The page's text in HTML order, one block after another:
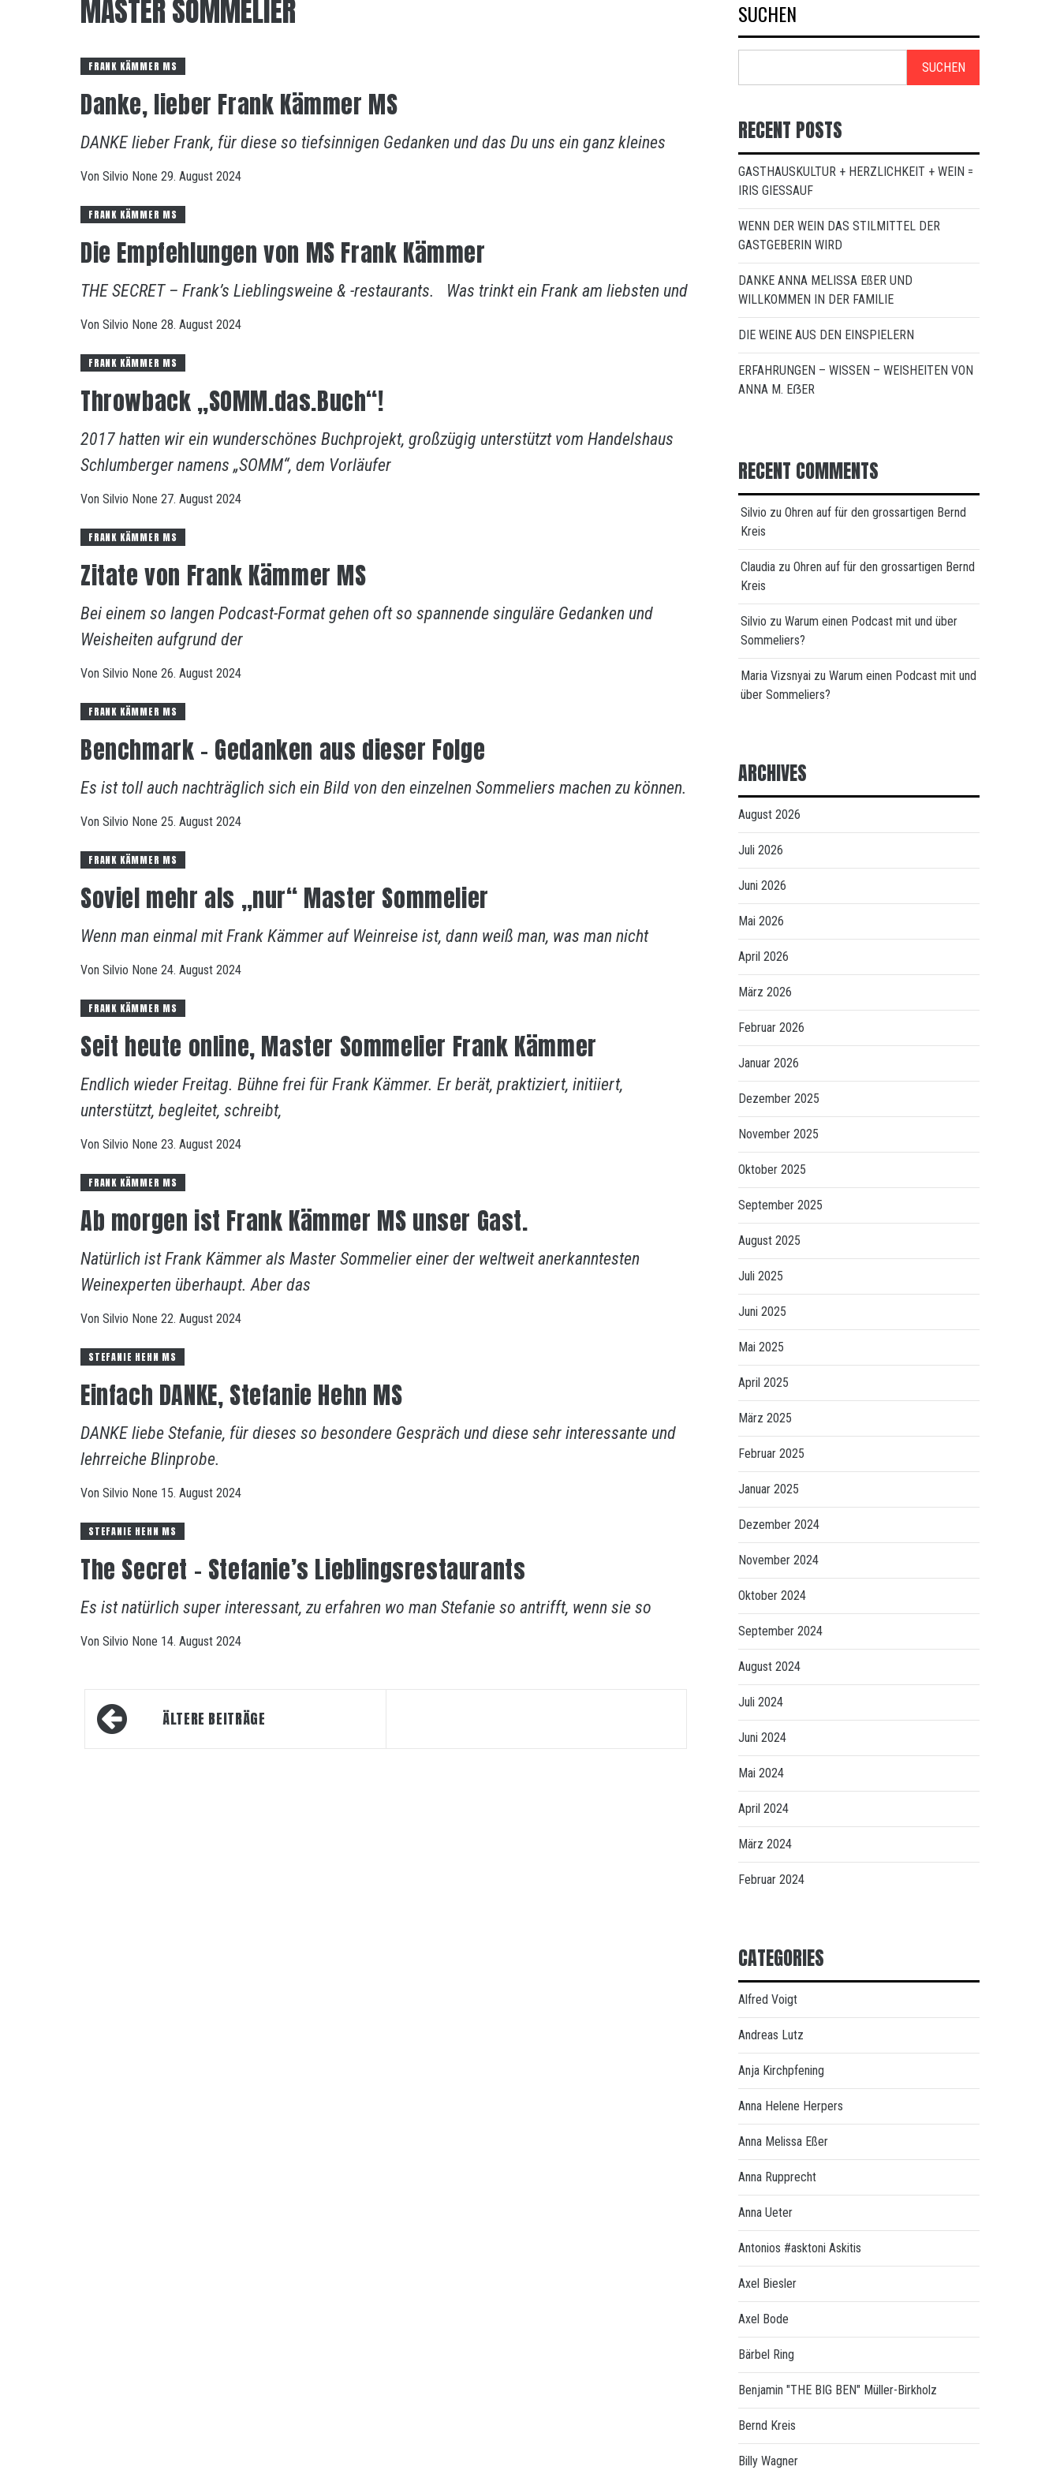
MASTER SOMMELIER
FRANK KÄMMER MS
Danke, lieber Frank Kämmer MS
DANKE lieber Frank, für diese so tiefsinnigen Gedanken und das Du uns ein ganz kleines
Von Silvio None 29. August 2024
FRANK KÄMMER MS
Die Empfehlungen von MS Frank Kämmer
THE SECRET – Frank’s Lieblingsweine & -restaurants. Was trinkt ein Frank am liebsten und
Von Silvio None 28. August 2024
FRANK KÄMMER MS
Throwback „SOMM.das.Buch“!
2017 hatten wir ein wunderschönes Buchprojekt, großzügig unterstützt vom Handelshaus
Schlumberger namens „SOMM“, dem Vorläufer
Von Silvio None 27. August 2024
FRANK KÄMMER MS
Zitate von Frank Kämmer MS
Bei einem so langen Podcast-Format gehen oft so spannende singuläre Gedanken und
Weisheiten aufgrund der
Von Silvio None 26. August 2024
FRANK KÄMMER MS
Benchmark – Gedanken aus dieser Folge
Es ist toll auch nachträglich sich ein Bild von den einzelnen Sommeliers machen zu können.
Von Silvio None 25. August 2024
FRANK KÄMMER MS
Soviel mehr als „nur“ Master Sommelier
Wenn man einmal mit Frank Kämmer auf Weinreise ist, dann weiß man, was man nicht
Von Silvio None 24. August 2024
FRANK KÄMMER MS
Seit heute online, Master Sommelier Frank Kämmer
Endlich wieder Freitag. Bühne frei für Frank Kämmer. Er berät, praktiziert, initiiert,
unterstützt, begleitet, schreibt,
Von Silvio None 23. August 2024
FRANK KÄMMER MS
Ab morgen ist Frank Kämmer MS unser Gast.
Natürlich ist Frank Kämmer als Master Sommelier einer der weltweit anerkanntesten
Weinexperten überhaupt. Aber das
Von Silvio None 22. August 2024
STEFANIE HEHN MS
Einfach DANKE, Stefanie Hehn MS
DANKE liebe Stefanie, für dieses so besondere Gespräch und diese sehr interessante und
lehrreiche Blinprobe.
Von Silvio None 15. August 2024
STEFANIE HEHN MS
The Secret – Stefanie’s Lieblingsrestaurants
Es ist natürlich super interessant, zu erfahren wo man Stefanie so antrifft, wenn sie so
Von Silvio None 14. August 2024
Beitragsnavigation
ÄLTERE BEITRÄGE
SUCHEN
SUCHEN
RECENT POSTS
GASTHAUSKULTUR + HERZLICHKEIT + WEIN =
IRIS GIESSAUF
WENN DER WEIN DAS STILMITTEL DER
GASTGEBERIN WIRD
DANKE ANNA MELISSA EßER UND
WILLKOMMEN IN DER FAMILIE
DIE WEINE AUS DEN EINSPIELERN
ERFAHRUNGEN – WISSEN – WEISHEITEN VON
ANNA M. EẞER
RECENT COMMENTS
Silvio zu Ohren auf für den grossartigen Bernd
Kreis
Claudia zu Ohren auf für den grossartigen Bernd
Kreis
Silvio zu Warum einen Podcast mit und über
Sommeliers?
Maria Vizsnyai zu Warum einen Podcast mit und
über Sommeliers?
ARCHIVES
August 2026
Juli 2026
Juni 2026
Mai 2026
April 2026
März 2026
Februar 2026
Januar 2026
Dezember 2025
November 2025
Oktober 2025
September 2025
August 2025
Juli 2025
Juni 2025
Mai 2025
April 2025
März 2025
Februar 2025
Januar 2025
Dezember 2024
November 2024
Oktober 2024
September 2024
August 2024
Juli 2024
Juni 2024
Mai 2024
April 2024
März 2024
Februar 2024
CATEGORIES
Alfred Voigt
Andreas Lutz
Anja Kirchpfening
Anna Helene Herpers
Anna Melissa Eßer
Anna Rupprecht
Anna Ueter
Antonios #asktoni Askitis
Axel Biesler
Axel Bode
Bärbel Ring
Benjamin "THE BIG BEN" Müller-Birkholz
Bernd Kreis
Billy Wagner